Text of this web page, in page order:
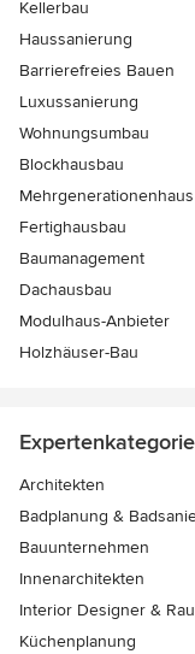
Kellerbau
Haussanierung
Barrierefreies Bauen
Luxussanierung
Wohnungsumbau
Blockhausbau
Mehrgenerationenhaus
Fertighausbau
Baumanagement
Dachausbau
Modulhaus-Anbieter
Holzhäuser-Bau
Expertenkategorie
Architekten
Badplanung &
Bauunternehmen
Innenarchitekten
Interior Designer &
Küchenplanung